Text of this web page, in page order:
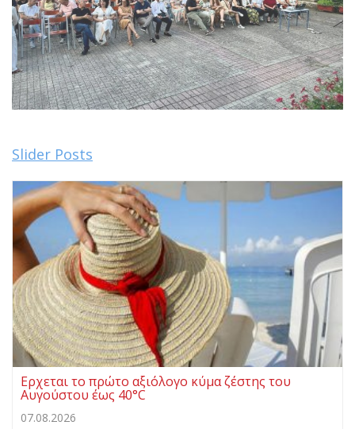
Slider Posts
Ερχεται το πρώτο αξιόλογο κύμα ζέστης του
Αυγούστου έως 40°C
07.08.2026